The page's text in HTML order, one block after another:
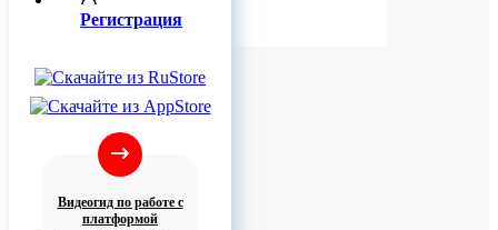
Регистрация
Видеогид по работе с
платформой